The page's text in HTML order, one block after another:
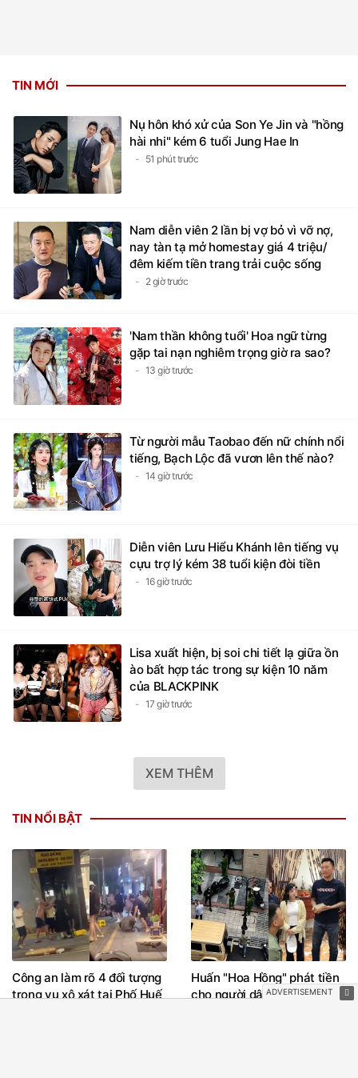
TIN MỚI
Nụ hôn khó xử của Son Ye Jin và "hồng
hài nhi" kém 6 tuổi Jung Hae In
51 phút trước
Nam diễn viên 2 lần bị vợ bỏ vì vỡ nợ,
nay tàn tạ mở homestay giá 4 triệu/
đêm kiếm tiền trang trải cuộc sống
2 giờ trước
'Nam thần không tuổi' Hoa ngữ từng
gặp tai nạn nghiêm trọng giờ ra sao?
13 giờ trước
Từ người mẫu Taobao đến nữ chính nổi
tiếng, Bạch Lộc đã vươn lên thế nào?
14 giờ trước
Diễn viên Lưu Hiểu Khánh lên tiếng vụ
cựu trợ lý kém 38 tuổi kiện đòi tiền
16 giờ trước
Lisa xuất hiện, bị soi chi tiết lạ giữa ồn
ào bất hợp tác trong sự kiện 10 năm
của BLACKPINK
17 giờ trước
XEM THÊM
TIN NỔI BẬT
Công an làm rõ 4 đối tượng
trong vụ xô xát tại Phố Huế
Huấn "Hoa Hồng" phát tiền
cho người dân vùng lũ Lai